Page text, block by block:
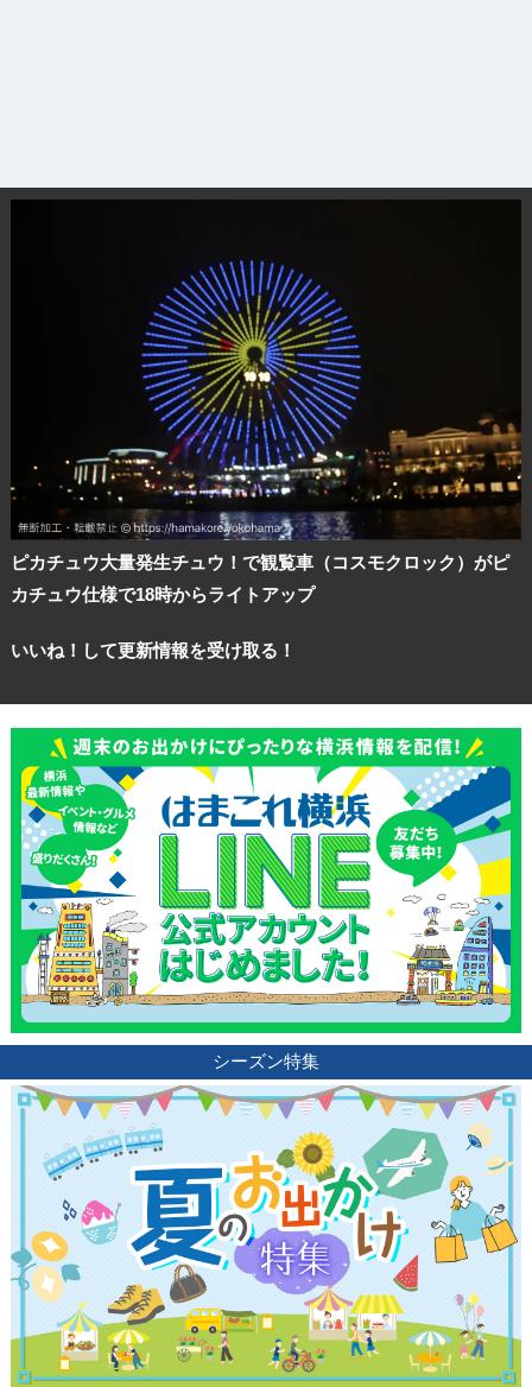
ピカチュウ大量発生チュウ！で観覧車（コスモクロック）がピ
カチュウ仕様で18時からライトアップ
いいね！して更新情報を受け取る！
シーズン特集
観光ガイド